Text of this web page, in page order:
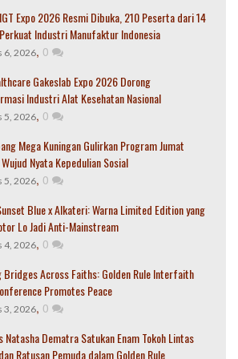
Expo 2026 Resmi Dibuka, 210 Peserta dari 14
Industri Manufaktur Indonesia
6, 2026, 0
Gakeslab Expo 2026 Dorong
Industri Alat Kesehatan Nasional
5, 2026, 0
Mega Kuningan Gulirkan Program Jumat
Nyata Kepedulian Sosial
5, 2026, 0
Blue x Alkateri: Warna Limited Edition yang
Lo Jadi Anti-Mainstream
4, 2026, 0
Bridges Across Faiths: Golden Rule Interfaith
Promotes Peace
3, 2026, 0
Natasha Dematra Satukan Enam Tokoh Lintas
Ratusan Pemuda dalam Golden Rule